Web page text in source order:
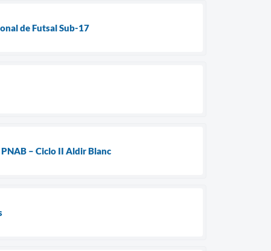
de Futsal Sub-17
– Ciclo II Aldir Blanc